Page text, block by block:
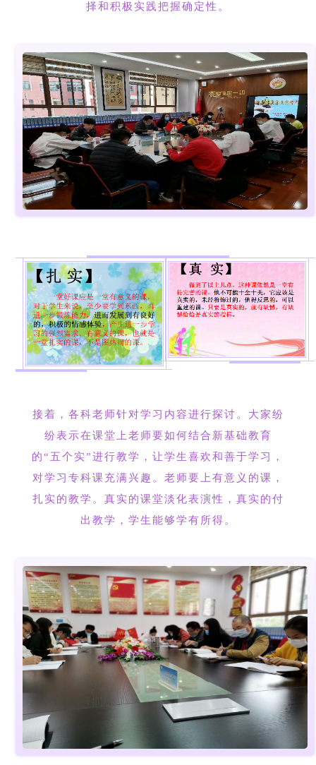
择和积极实践把握确定性。
接着，各科老师针对学习内容进行探讨。大家纷
纷表示在课堂上老师要如何结合新基础教育
的“五个实”进行教学，让学生喜欢和善于学习，
对学习专科课充满兴趣。老师要上有意义的课，
扎实的教学。真实的课堂淡化表演性，真实的付
出教学，学生能够学有所得。